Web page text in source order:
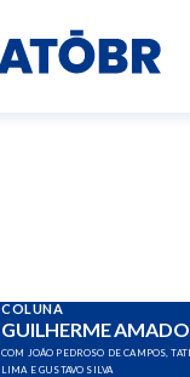
COLUNA
GUILHERME AMADO
COM JOÃO PEDROSO DE CAMPOS,
LIMA E GUSTAVO SILVA